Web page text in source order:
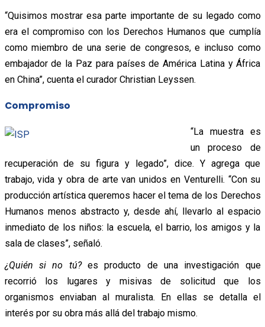
“Quisimos mostrar esa parte importante de su legado como
era el compromiso con los Derechos Humanos que cumplía
como miembro de una serie de congresos, e incluso como
embajador de la Paz para países de América Latina y África
en China”, cuenta el curador Christian Leyssen.
Compromiso
“La muestra es
un proceso de
recuperación de su figura y legado”, dice. Y agrega que
trabajo, vida y obra de arte van unidos en Venturelli. “Con su
producción artística queremos hacer el tema de los Derechos
Humanos menos abstracto y, desde ahí, llevarlo al espacio
inmediato de los niños: la escuela, el barrio, los amigos y la
sala de clases”, señaló.
¿Quién si no tú?es producto de una investigación que
recorrió los lugares y misivas de solicitud que los
organismos enviaban al muralista. En ellas se detalla el
interés por su obra más allá del trabajo mismo.